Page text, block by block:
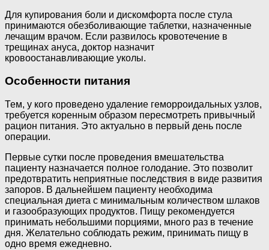
Для купирования боли и дискомфорта после стула
принимаются обезболивающие таблетки, назначенные
лечащим врачом. Если развилось кровотечение в
трещинах ануса, доктор назначит
кровоостанавливающие уколы.
Особенности питания
Тем, у кого проведено удаление геморроидальных узлов,
требуется коренным образом пересмотреть привычный
рацион питания. Это актуально в первый день после
операции.
Первые сутки после проведения вмешательства
пациенту назначается полное голодание. Это позволит
предотвратить неприятные последствия в виде развития
запоров. В дальнейшем пациенту необходима
специальная диета с минимальным количеством шлаков
и газообразующих продуктов. Пищу рекомендуется
принимать небольшими порциями, много раз в течение
дня. Желательно соблюдать режим, принимать пищу в
одно время ежедневно.